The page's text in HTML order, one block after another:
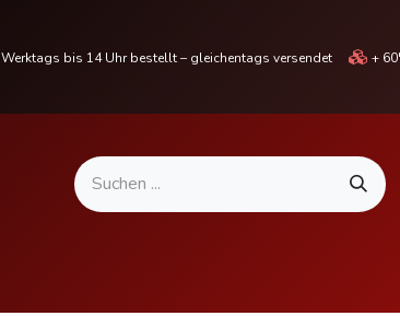
Werktags bis 14 Uhr bestellt – gleichentags versendet +